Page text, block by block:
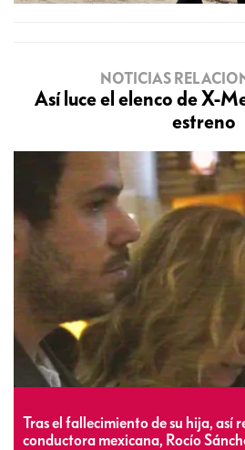
NOTICIAS
Así luce el elenco de X-
estreno
Tras el fallecimiento de su hija, así
conductora mexicana, Rocío